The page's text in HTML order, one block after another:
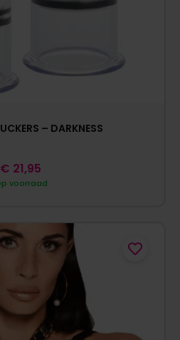
– DARKNESS
voorraad
€ 21,95